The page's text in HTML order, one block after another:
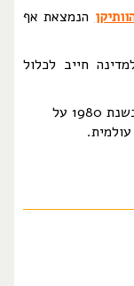
הנמצאת אף
חייב לכלול
על